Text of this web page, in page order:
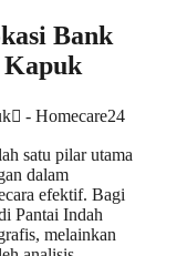
Bank
Kapuk
satu pilar utama
dalam
efektif. Bagi
Pantai Indah
melainkan